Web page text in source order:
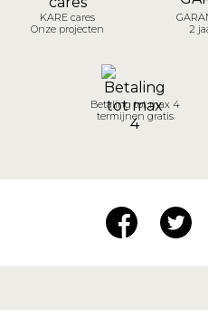
KARE cares
Onze projecten
2
Betaling tot max 4
termijnen gratis